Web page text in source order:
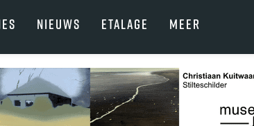
NIEUWS ETALAGE MEER